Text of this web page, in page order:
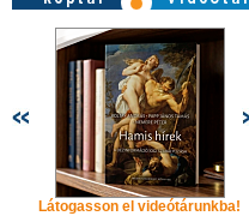
Látogasson el videótárunkba!